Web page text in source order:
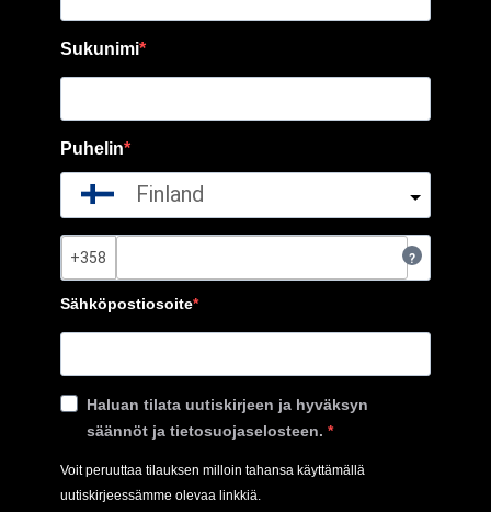
Sukunimi
Puhelin
Finland
?
Sähköpostiosoite
Haluan tilata uutiskirjeen ja hyväksyn
säännöt ja tietosuojaselosteen.
Voit peruuttaa tilauksen milloin tahansa käyttämällä
uutiskirjeessämme olevaa linkkiä.